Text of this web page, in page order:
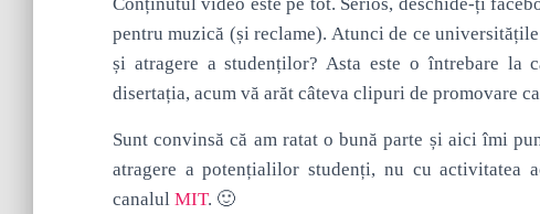
pentru muzică (și reclame). Atunci de ce
și atragere a studenților? Asta este o întrebare la
disertația, acum vă arăt câteva clipuri de promovare
Sunt convinsă că am ratat o bună parte și aici îmi
atragere a potențialilor studenți, nu cu activitatea
canalul MIT. 🙂